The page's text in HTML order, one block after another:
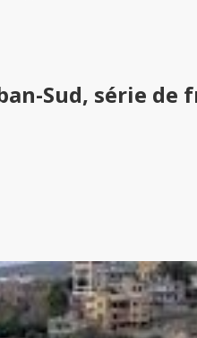
Sud, série de